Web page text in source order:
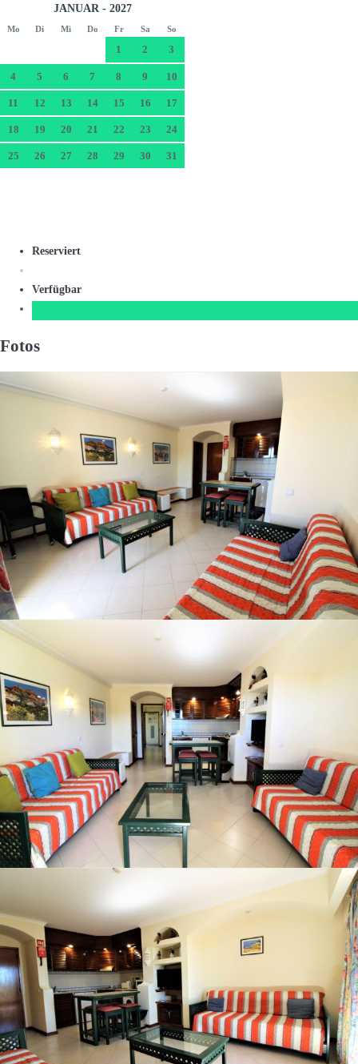
JANUAR - 2027
Mo Di Mi Do Fr Sa So
1 2 3
4 5 6 7 8 9 10
11 12 13 14 15 16 17
18 19 20 21 22 23 24
25 26 27 28 29 30 31
Reserviert
Verfügbar
Fotos